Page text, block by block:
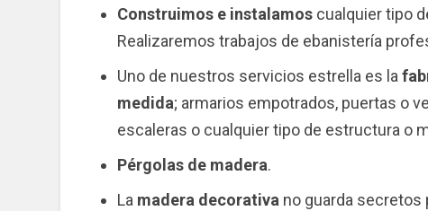
Construimos e instalamos cualquier tipo
Realizaremos trabajos de ebanistería
Uno de nuestros servicios estrella es la
medida; armarios empotrados, puertas o
escaleras o cualquier tipo de estructura o
Pérgolas de madera.
La madera decorativa no guarda secretos